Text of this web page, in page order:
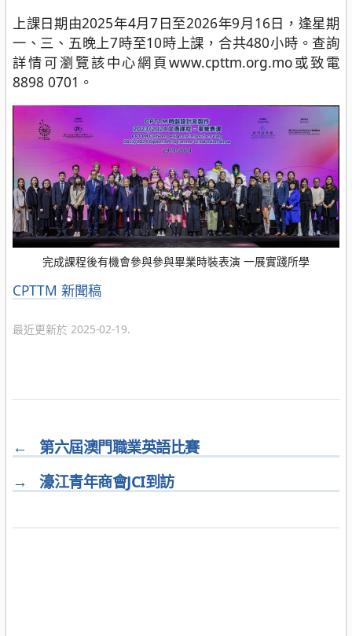
上課日期由2025年4月7日至2026年9月16日，逢星期
一、三、五晚上7時至10時上課，合共480小時。查詢
詳情可瀏覽該中心網頁www.cpttm.org.mo或致電
8898 0701。
完成課程後有機會參與參與畢業時裝表演 一展實踐所學
分
CPTTM 新聞稿
最近更新於 2025-02-19.
←
第六屆澳門職業英語比賽
→
濠江青年商會JCI到訪